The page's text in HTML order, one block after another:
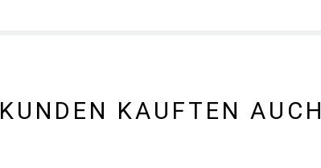
KUNDEN KAUFTEN AUCH